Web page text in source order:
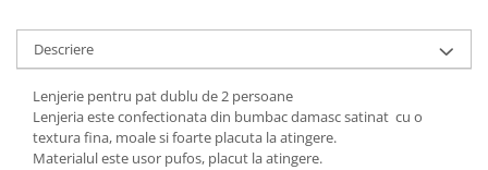
Descriere
Lenjerie pentru pat dublu de 2 persoane
Lenjeria este confectionata din bumbac damasc satinat cu o
textura fina, moale si foarte placuta la atingere.
Materialul este usor pufos, placut la atingere.